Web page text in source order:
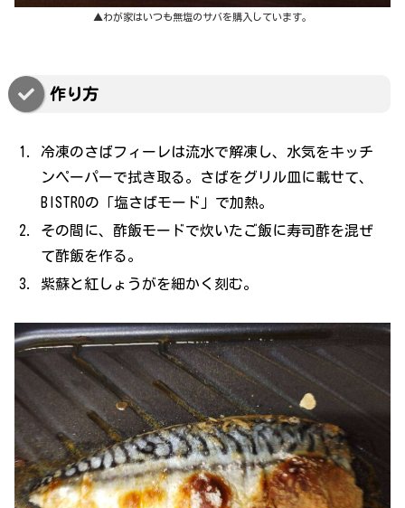
▲わが家はいつも無塩のサバを購入しています。
作り方
冷凍のさばフィーレは流水で解凍し、水気をキッチ
ンペーパーで拭き取る。さばをグリル皿に載せて、
BISTROの「塩さばモード」で加熱。
その間に、酢飯モードで炊いたご飯に寿司酢を混ぜ
て酢飯を作る。
紫蘇と紅しょうがを細かく刻む。